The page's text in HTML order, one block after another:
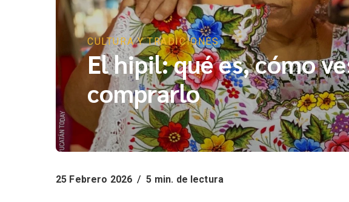
CULTURA Y TRADICIONES
El hipil: qué es, cómo
comprarlo
25 Febrero 2026 / 5 min. de lectura